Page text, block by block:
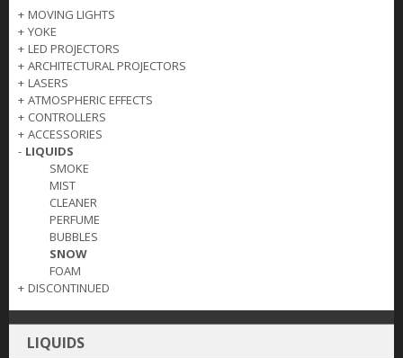
KONTAKT
+ MOVING LIGHTS
+ YOKE
+ LED PROJECTORS
+ ARCHITECTURAL PROJECTORS
+ LASERS
+ ATMOSPHERIC EFFECTS
+ CONTROLLERS
+ ACCESSORIES
- LIQUIDS
SMOKE
MIST
CLEANER
PERFUME
BUBBLES
SNOW
FOAM
+ DISCONTINUED
LIQUIDS